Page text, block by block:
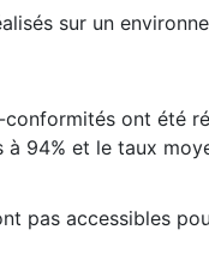
sur un
ont été
à 94% et le taux
pas accessibles